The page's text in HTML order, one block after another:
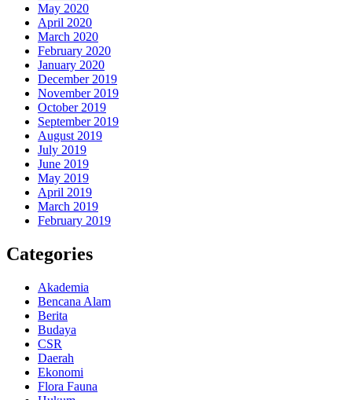
May 2020
April 2020
March 2020
February 2020
January 2020
December 2019
November 2019
October 2019
September 2019
August 2019
July 2019
June 2019
May 2019
April 2019
March 2019
February 2019
Categories
Akademia
Bencana Alam
Berita
Budaya
CSR
Daerah
Ekonomi
Flora Fauna